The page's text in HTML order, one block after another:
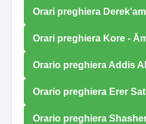
Orari preghiera
Orari preghiera Kore -
Orario preghiera Addis
Orario preghiera Erer
Orario preghiera